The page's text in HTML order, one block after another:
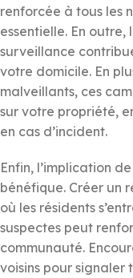
renforcée à tous les
essentielle. En outre,
surveillance
votre domicile. En
malveillants, ces
sur votre propriété,
en cas d’incident.
Enfin, l’implication
bénéfique. Créer un
où les résidents
suspectes peut
communauté.
voisins pour signaler